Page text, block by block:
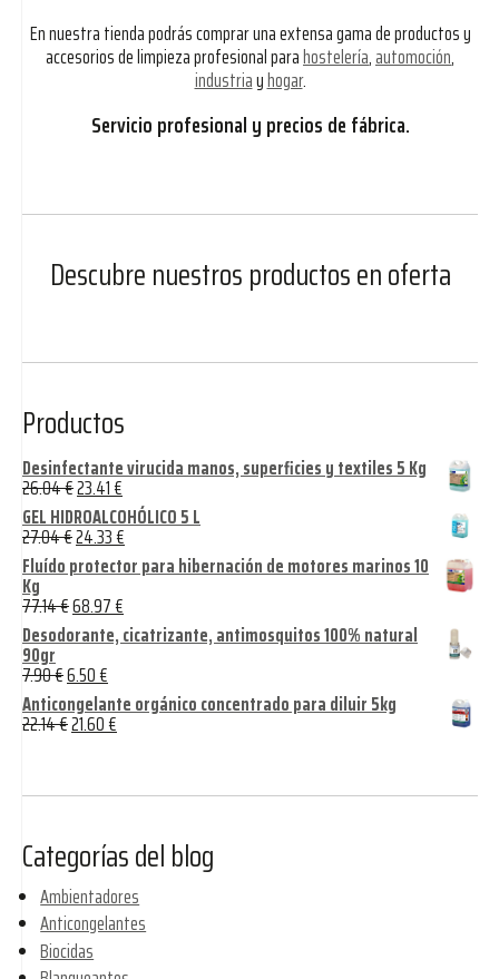
En nuestra tienda podrás comprar una extensa gama de productos y
accesorios de limpieza profesional parahostelería,automoción,
industriayhogar.
Servicio profesional y precios de fábrica.
Descubre nuestros productos en oferta
Productos
Desinfectante virucida manos, superficies y textiles 5 Kg
26.04€23.41€
GEL HIDROALCOHÓLICO 5 L
27.04€24.33€
Fluído protector para hibernación de motores marinos 10
Kg
77.14€68.97€
Desodorante, cicatrizante, antimosquitos 100% natural
90gr
7.90€6.50€
Anticongelante orgánico concentrado para diluir 5kg
22.14€21.60€
Categorías del blog
Ambientadores
Anticongelantes
Biocidas